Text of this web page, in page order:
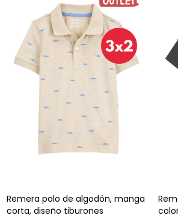
Remera polo de algodón, manga
corta, diseño tiburones